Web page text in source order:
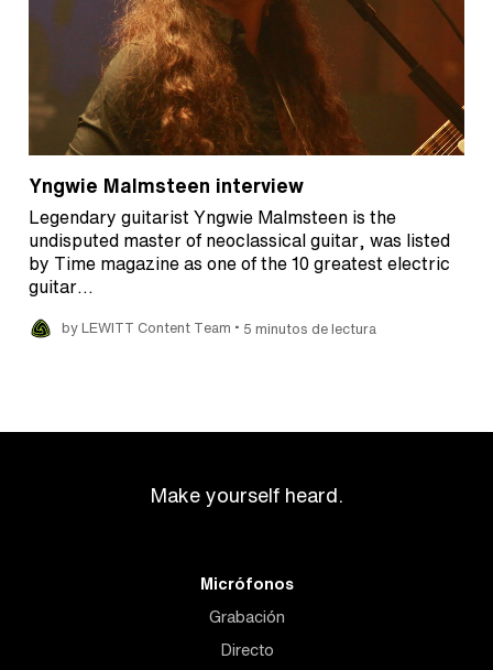
Yngwie Malmsteen interview
Legendary guitarist Yngwie Malmsteen is the
undisputed master of neoclassical guitar, was listed
by Time magazine as one of the 10 greatest electric
guitar…
by LEWITT Content Team • 5 minutos de lectura
Make yourself heard.
Micrófonos
Grabación
Directo